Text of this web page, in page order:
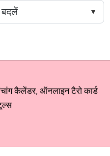
कैलेंडर, ऑनलाइन टैरो कार्ड